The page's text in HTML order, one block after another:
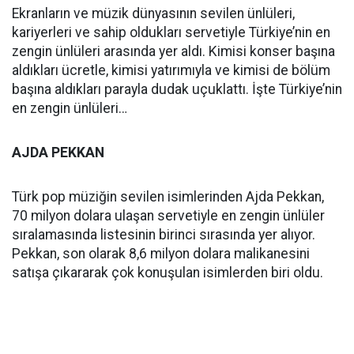
Ekranların ve müzik dünyasının sevilen ünlüleri,
kariyerleri ve sahip oldukları servetiyle Türkiye’nin en
zengin ünlüleri arasında yer aldı. Kimisi konser başına
aldıkları ücretle, kimisi yatırımıyla ve kimisi de bölüm
başına aldıkları parayla dudak uçuklattı. İşte Türkiye’nin
en zengin ünlüleri…
AJDA PEKKAN
Türk pop müziğin sevilen isimlerinden Ajda Pekkan,
70 milyon dolara ulaşan servetiyle en zengin ünlüler
sıralamasında listesinin birinci sırasında yer alıyor.
Pekkan, son olarak 8,6 milyon dolara malikanesini
satışa çıkararak çok konuşulan isimlerden biri oldu.